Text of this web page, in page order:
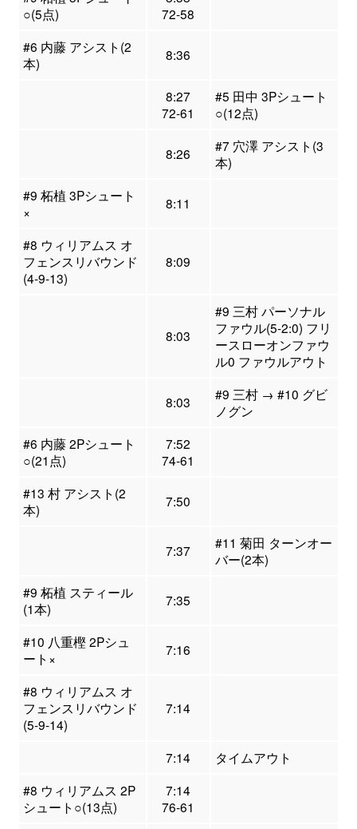
○(5点)
72-58
#6 内藤 アシスト(2
本)
8:36
8:27
72-61
#5 田中 3Pシュート
○(12点)
8:26
#7 穴澤 アシスト(3
本)
#9 柘植 3Pシュート
×
8:11
#8 ウィリアムス オ
フェンスリバウンド
(4-9-13)
8:09
8:03
#9 三村 パーソナル
ファウル(5-2:0) フリ
ースローオンファウ
ル0 ファウルアウト
8:03
#9 三村 → #10 グビ
ノグン
#6 内藤 2Pシュート
○(21点)
7:52
74-61
#13 村 アシスト(2
本)
7:50
7:37
#11 菊田 ターンオー
バー(2本)
#9 柘植 スティール
(1本)
7:35
#10 八重樫 2Pシュ
ート×
7:16
#8 ウィリアムス オ
フェンスリバウンド
(5-9-14)
7:14
7:14
タイムアウト
#8 ウィリアムス 2P
シュート○(13点)
7:14
76-61